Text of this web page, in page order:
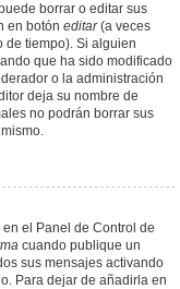
borrar o editar sus
en botón editar(a veces
de tiempo). Si alguien
que ha sido modificado
o la administración
deja su nombre de
no podrán borrar sus
el Panel de Control de
cuando publique un
sus mensajes activando
Para dejar de añadirla en